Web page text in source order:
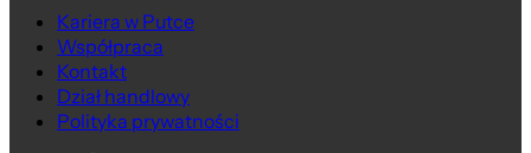
Kariera w Putce
Współpraca
Kontakt
Dział handlowy
Polityka prywatności